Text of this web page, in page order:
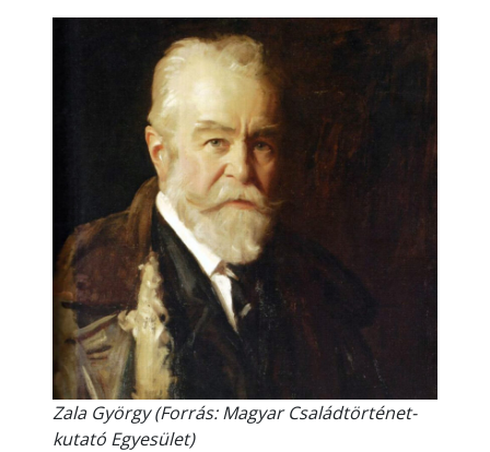
Zala György (Forrás: Magyar Családtörténet-
kutató Egyesület)